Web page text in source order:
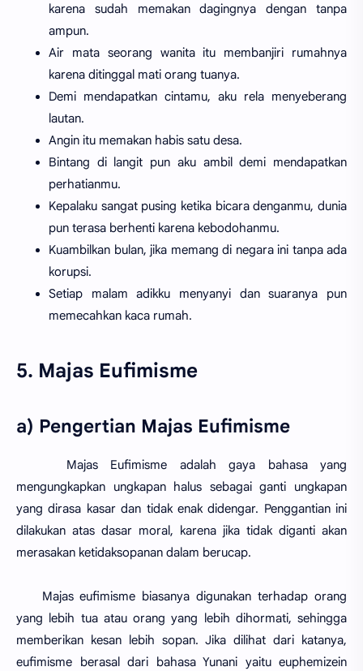
karena sudah memakan dagingnya dengan tanpa
ampun.
Air mata seorang wanita itu membanjiri rumahnya
karena ditinggal mati orang tuanya.
Demi mendapatkan cintamu, aku rela menyeberang
lautan.
Angin itu memakan habis satu desa.
Bintang di langit pun aku ambil demi mendapatkan
perhatianmu.
Kepalaku sangat pusing ketika bicara denganmu, dunia
pun terasa berhenti karena kebodohanmu.
Kuambilkan bulan, jika memang di negara ini tanpa ada
korupsi.
Setiap malam adikku menyanyi dan suaranya pun
memecahkan kaca rumah.
5. Majas Eufimisme
a) Pengertian Majas Eufimisme
Majas Eufimisme adalah gaya bahasa yang
mengungkapkan ungkapan halus sebagai ganti ungkapan
yang dirasa kasar dan tidak enak didengar. Penggantian ini
dilakukan atas dasar moral, karena jika tidak diganti akan
merasakan ketidaksopanan dalam berucap.
Majas eufimisme biasanya digunakan terhadap orang
yang lebih tua atau orang yang lebih dihormati, sehingga
memberikan kesan lebih sopan. Jika dilihat dari katanya,
eufimisme berasal dari bahasa Yunani yaitu euphemizein